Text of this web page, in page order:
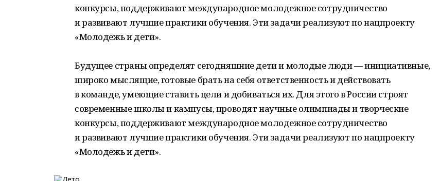
конкурсы, поддерживают международное молодежное сотрудничество
и развивают лучшие практики обучения. Эти задачи реализуют по нацпроекту
«Молодежь и дети».
Будущее страны определят сегодняшние дети и молодые люди — инициативные,
широко мыслящие, готовые брать на себя ответственность и действовать
в команде, умеющие ставить цели и добиваться их. Для этого в России строят
современные школы и кампусы, проводят научные олимпиады и творческие
конкурсы, поддерживают международное молодежное сотрудничество
и развивают лучшие практики обучения. Эти задачи реализуют по нацпроекту
«Молодежь и дети».